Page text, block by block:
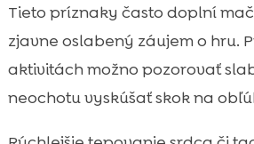
Tieto príznaky často doplní
zjavne oslabený záujem o hru.
aktivitách možno pozorovať
neochotu vyskúšať skok na